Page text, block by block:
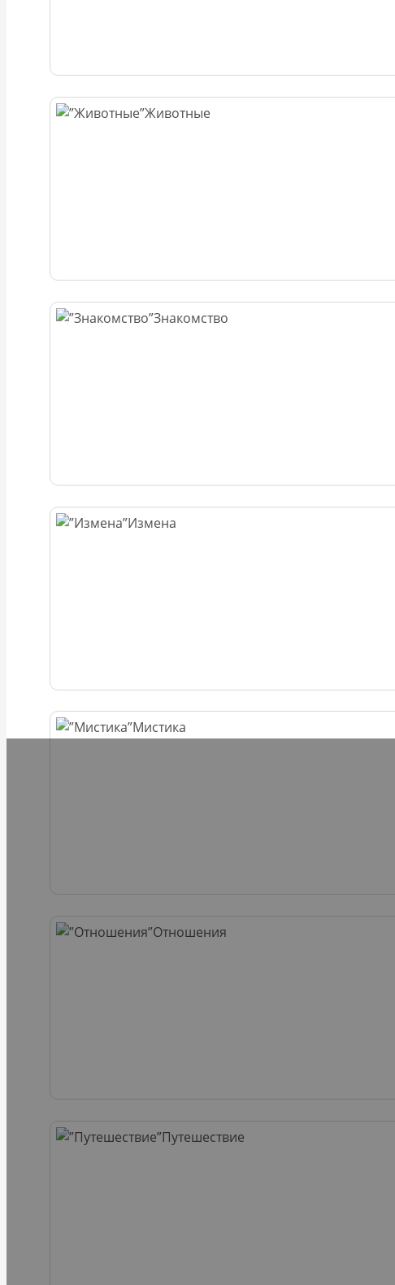
Животные
Знакомство
Измена
Мистика
Отношения
Путешествие